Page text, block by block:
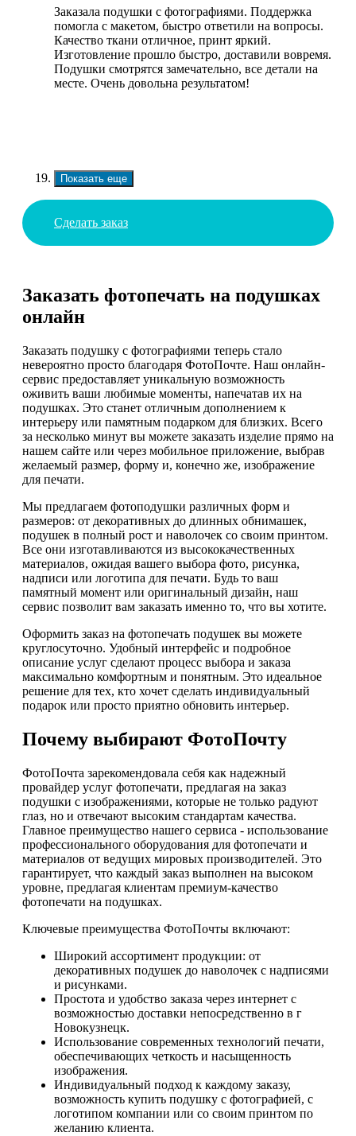
Заказала подушки с фотографиями. Поддержка
помогла с макетом, быстро ответили на вопросы.
Качество ткани отличное, принт яркий.
Изготовление прошло быстро, доставили вовремя.
Подушки смотрятся замечательно, все детали на
месте. Очень довольна результатом!
Показать еще
Сделать заказ
Заказать фотопечать на подушках
онлайн
Заказать подушку с фотографиями теперь стало
невероятно просто благодаря ФотоПочте. Наш онлайн-
сервис предоставляет уникальную возможность
оживить ваши любимые моменты, напечатав их на
подушках. Это станет отличным дополнением к
интерьеру или памятным подарком для близких. Всего
за несколько минут вы можете заказать изделие прямо на
нашем сайте или через мобильное приложение, выбрав
желаемый размер, форму и, конечно же, изображение
для печати.
Мы предлагаем фотоподушки различных форм и
размеров: от декоративных до длинных обнимашек,
подушек в полный рост и наволочек со своим принтом.
Все они изготавливаются из высококачественных
материалов, ожидая вашего выбора фото, рисунка,
надписи или логотипа для печати. Будь то ваш
памятный момент или оригинальный дизайн, наш
сервис позволит вам заказать именно то, что вы хотите.
Оформить заказ на фотопечать подушек вы можете
круглосуточно. Удобный интерфейс и подробное
описание услуг сделают процесс выбора и заказа
максимально комфортным и понятным. Это идеальное
решение для тех, кто хочет сделать индивидуальный
подарок или просто приятно обновить интерьер.
Почему выбирают ФотоПочту
ФотоПочта зарекомендовала себя как надежный
провайдер услуг фотопечати, предлагая на заказ
подушки с изображениями, которые не только радуют
глаз, но и отвечают высоким стандартам качества.
Главное преимущество нашего сервиса - использование
профессионального оборудования для фотопечати и
материалов от ведущих мировых производителей. Это
гарантирует, что каждый заказ выполнен на высоком
уровне, предлагая клиентам премиум-качество
фотопечати на подушках.
Ключевые преимущества ФотоПочты включают:
Широкий ассортимент продукции: от
декоративных подушек до наволочек с надписями
и рисунками.
Простота и удобство заказа через интернет с
возможностью доставки непосредственно в г
Новокузнецк.
Использование современных технологий печати,
обеспечивающих четкость и насыщенность
изображения.
Индивидуальный подход к каждому заказу,
возможность купить подушку с фотографией, с
логотипом компании или со своим принтом по
желанию клиента.